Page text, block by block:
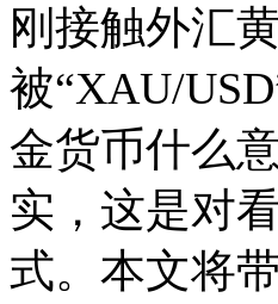
刚接触外汇
被“XAU/
金货币什么
实，这是对
式。本文将